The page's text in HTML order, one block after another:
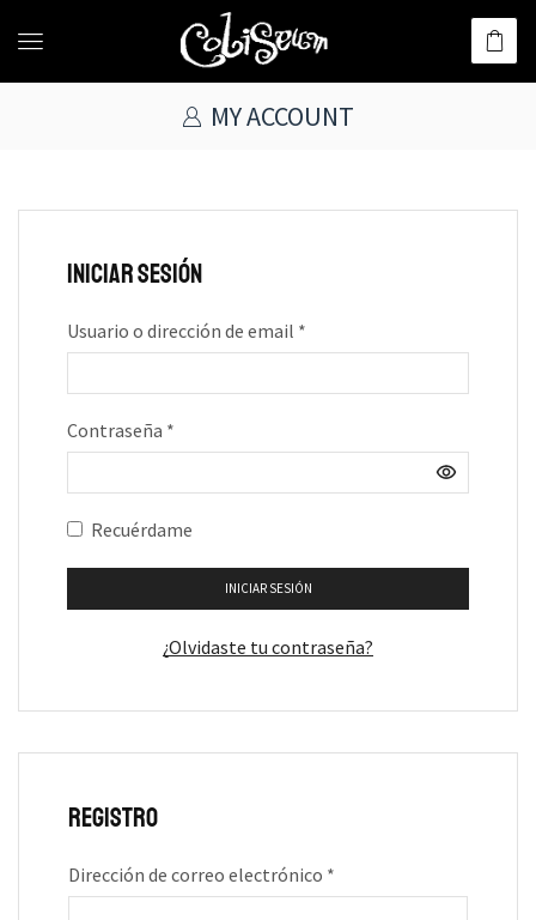
MY ACCOUNT
Iniciar Sesión
Usuario o dirección de email *
Contraseña *
Recuérdame
INICIAR SESIÓN
¿Olvidaste tu contraseña?
Registro
Dirección de correo electrónico *